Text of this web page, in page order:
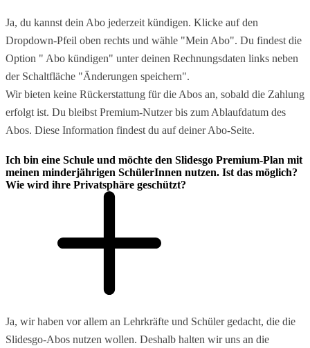
Ja, du kannst dein Abo jederzeit kündigen. Klicke auf den
Dropdown-Pfeil oben rechts und wähle "Mein Abo". Du findest die
Option " Abo kündigen" unter deinen Rechnungsdaten links neben
der Schaltfläche "Änderungen speichern".
Wir bieten keine Rückerstattung für die Abos an, sobald die Zahlung
erfolgt ist. Du bleibst Premium-Nutzer bis zum Ablaufdatum des
Abos. Diese Information findest du auf deiner Abo-Seite.
Ich bin eine Schule und möchte den Slidesgo Premium-Plan mit
meinen minderjährigen SchülerInnen nutzen. Ist das möglich?
Wie wird ihre Privatsphäre geschützt?
Ja, wir haben vor allem an Lehrkräfte und Schüler gedacht, die die
Slidesgo-Abos nutzen wollen. Deshalb halten wir uns an die